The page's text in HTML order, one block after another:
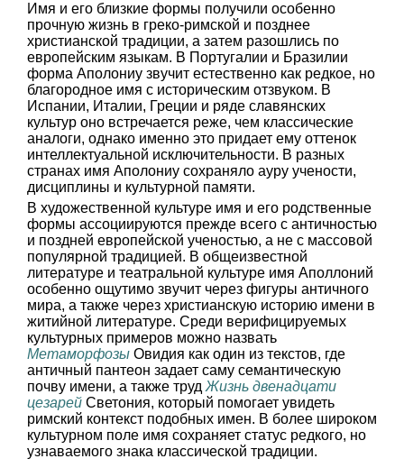
Имя и его близкие формы получили особенно
прочную жизнь в греко-римской и позднее
христианской традиции, а затем разошлись по
европейским языкам. В Португалии и Бразилии
форма Аполониу звучит естественно как редкое, но
благородное имя с историческим отзвуком. В
Испании, Италии, Греции и ряде славянских
культур оно встречается реже, чем классические
аналоги, однако именно это придает ему оттенок
интеллектуальной исключительности. В разных
странах имя Аполониу сохраняло ауру учености,
дисциплины и культурной памяти.
В художественной культуре имя и его родственные
формы ассоциируются прежде всего с античностью
и поздней европейской ученостью, а не с массовой
популярной традицией. В общеизвестной
литературе и театральной культуре имя Аполлоний
особенно ощутимо звучит через фигуры античного
мира, а также через христианскую историю имени в
житийной литературе. Среди верифицируемых
культурных примеров можно назвать
Метаморфозы Овидия как один из текстов, где
античный пантеон задает саму семантическую
почву имени, а также труд Жизнь двенадцати
цезарей Светония, который помогает увидеть
римский контекст подобных имен. В более широком
культурном поле имя сохраняет статус редкого, но
узнаваемого знака классической традиции.